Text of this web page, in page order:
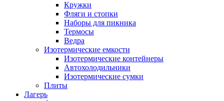
Кружки
Фляги и стопки
Наборы для пикника
Термосы
Ведра
Изотермические емкости
Изотермические контейнеры
Автохолодильники
Изотермические сумки
Плиты
Лагерь